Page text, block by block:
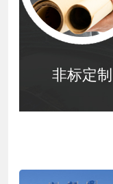
非标定制